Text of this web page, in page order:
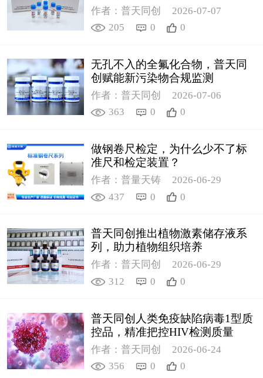
作者：普天同创
2026-07-07
205
0 0
无孔不入的全氟化合物，普天同
创赋能新污染物合规监测
作者：普天同创
2026-07-06
363
0 0
做钢卷尺检定，为什么少不了标
准尺和检定装置？
作者：普量天铸
2026-06-29
437
0 0
普天同创推出植物激素储存液系
列，助力植物组织培养
作者：普天同创
2026-06-29
312
0 0
普天同创人类免疫缺陷病毒1型质
控品，精准把控HIV检测质量
作者：普天同创
2026-06-24
356
0 0